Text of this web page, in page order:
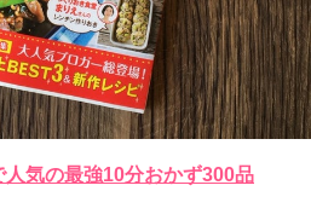
気の最強10分おかず300品